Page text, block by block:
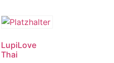
LupiLove
Thai